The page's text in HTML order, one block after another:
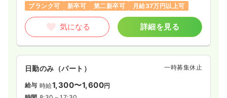
ブランク可
新卒可 第二新卒可 月給37万円以上可
気になる 詳細を見る
日勤のみ（パート） 一時募集休止
給与 時給1,300〜1,600円